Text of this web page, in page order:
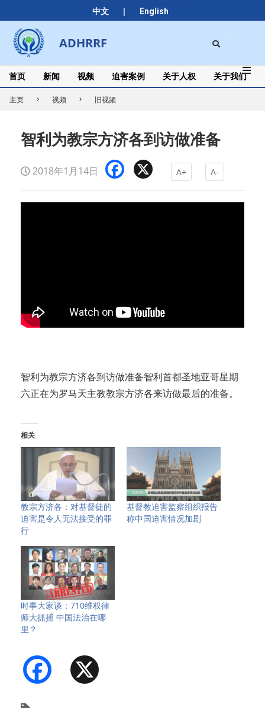
中文 | English
to
content
ADHRRF
Secondary
Navigation
Menu
首页 新闻 视频 迫害案例 关于人权 关于我们
主页 视频 旧视频
智利为教宗方济各到访做准备
2018年1月14日 Facebook A+ A-
智利为教宗方济各到访做准备智利首都圣地亚哥星期
六正在为罗马天主教教宗方济各来访做最后的准备。
相关
教宗方济各：对基督徒的
迫害是令人无法接受的罪
行
基督教迫害监察组织报告
称中国迫害情况加剧
时事大家谈：710维权律
师大抓捕 中国法治在哪
里？
Facebook